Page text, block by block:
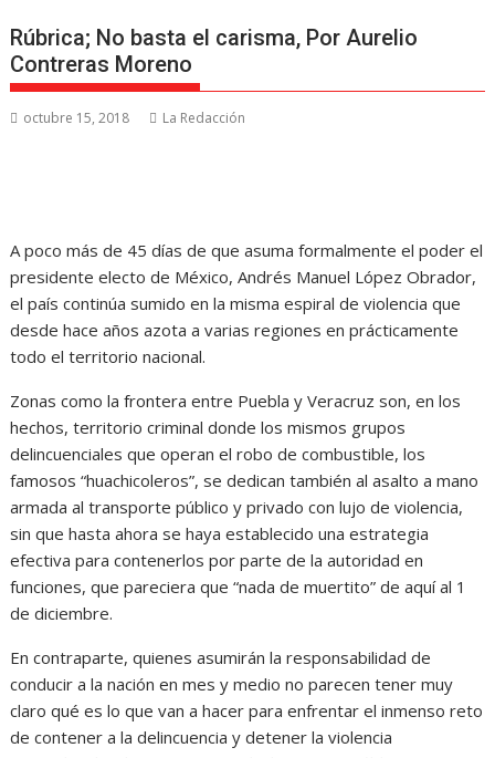
Rúbrica; No basta el carisma, Por Aurelio
Contreras Moreno
octubre 15, 2018 La Redacción
A poco más de 45 días de que asuma formalmente el poder el
presidente electo de México, Andrés Manuel López Obrador,
el país continúa sumido en la misma espiral de violencia que
desde hace años azota a varias regiones en prácticamente
todo el territorio nacional.
Zonas como la frontera entre Puebla y Veracruz son, en los
hechos, territorio criminal donde los mismos grupos
delincuenciales que operan el robo de combustible, los
famosos “huachicoleros”, se dedican también al asalto a mano
armada al transporte público y privado con lujo de violencia,
sin que hasta ahora se haya establecido una estrategia
efectiva para contenerlos por parte de la autoridad en
funciones, que pareciera que “nada de muertito” de aquí al 1
de diciembre.
En contraparte, quienes asumirán la responsabilidad de
conducir a la nación en mes y medio no parecen tener muy
claro qué es lo que van a hacer para enfrentar el inmenso reto
de contener a la delincuencia y detener la violencia